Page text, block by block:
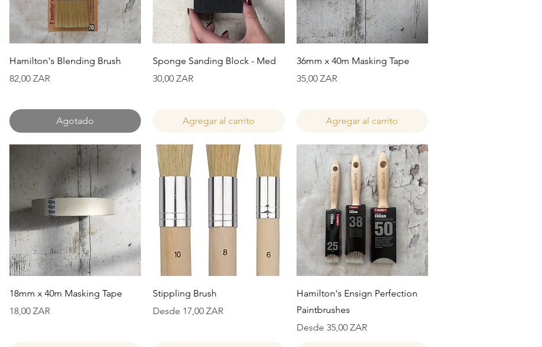
Vista rápida
Hamilton's Blending Brush
Precio
82,00 ZAR
Agotado
Vista rápida
Sponge Sanding Block - Med
Precio
30,00 ZAR
Agregar al carrito
Vista rápida
36mm x 40m Masking Tape
Precio
35,00 ZAR
Agregar al carrito
Vista rápida
18mm x 40m Masking Tape
Precio
18,00 ZAR
Vista rápida
Stippling Brush
Desde 17,00 ZAR
Precio de oferta
Vista rápida
Hamilton's Ensign Perfection
Paintbrushes
Desde 35,00 ZAR
Precio de oferta